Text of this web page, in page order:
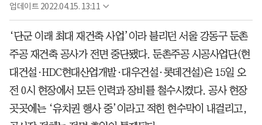
업데이트 2022.04.15. 13:11
‘단군 이래 최대 재건축 사업’이라 불리던 서울 강동구 둔촌
주공 재건축 공사가 전면 중단됐다. 둔촌주공 시공사업단(현
대건설·HDC현대산업개발·대우건설·롯데건설)은 15일 오
전 0시 현장에서 모든 인력과 장비를 철수시켰다. 공사 현장
곳곳에는 ‘유치권 행사 중’이라고 적힌 현수막이 내걸리고,